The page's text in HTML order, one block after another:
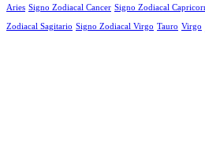
Aries Signo Zodiacal Cancer Signo Zodiacal
Zodiacal Sagitario Signo Zodiacal Virgo Tauro Virgo